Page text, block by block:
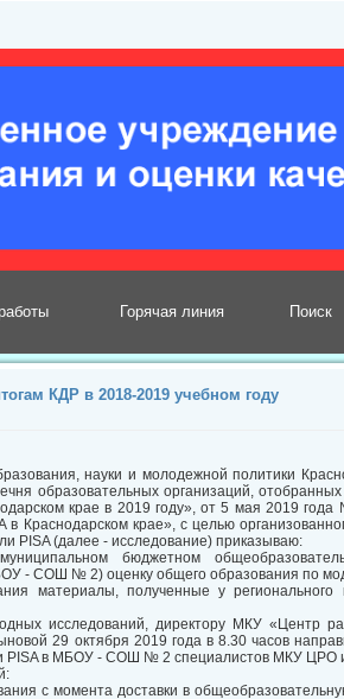
Горячая линия Поиск
КДР в 2018-2019 учебном году
науки и молодежной политики
образовательных организаций, отобранных
крае в 2019 году», от 5 мая 2019
Краснодарском крае», с целью
PISA (далее - исследование) приказываю:
бюджетном
- СОШ № 2) оценку общего образования по
материалы, полученные у регионального
исследований, директору МКУ «Центр
29 октября 2019 года в 8.30 часов
PISA в МБОУ - СОШ № 2 специалистов МКУ
с момента доставки в